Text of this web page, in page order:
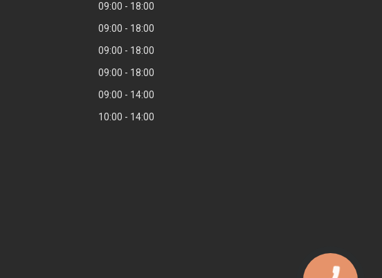
09:00
18:00
09:00
18:00
09:00
18:00
09:00
18:00
09:00
14:00
10:00 14:00